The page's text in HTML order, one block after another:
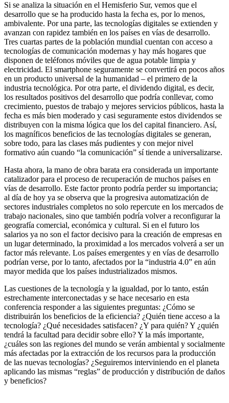
Si se analiza la situación en el Hemisferio Sur, vemos que el
desarrollo que se ha producido hasta la fecha es, por lo menos,
ambivalente. Por una parte, las tecnologías digitales se extienden y
avanzan con rapidez también en los países en vías de desarrollo.
Tres cuartas partes de la población mundial cuentan con acceso a
tecnologías de comunicación modernas y hay más hogares que
disponen de teléfonos móviles que de agua potable limpia y
electricidad. El smartphone seguramente se convertirá en pocos años
en un producto universal de la humanidad – el primero de la
industria tecnológica. Por otra parte, el dividendo digital, es decir,
los resultados positivos del desarrollo que podría conllevar, como
crecimiento, puestos de trabajo y mejores servicios públicos, hasta la
fecha es más bien moderado y casi seguramente estos dividendos se
distribuyen con la misma lógica que los del capital financiero. Así,
los magníficos beneficios de las tecnologías digitales se generan,
sobre todo, para las clases más pudientes y con mejor nivel
formativo aún cuando “la comunicación” sí tiende a universalizarse.
Hasta ahora, la mano de obra barata era considerada un importante
catalizador para el proceso de recuperación de muchos países en
vías de desarrollo. Este factor pronto podría perder su importancia;
al día de hoy ya se observa que la progresiva automatización de
sectores industriales completos no solo repercute en los mercados de
trabajo nacionales, sino que también podría volver a reconfigurar la
geografía comercial, económica y cultural. Si en el futuro los
salarios ya no son el factor decisivo para la creación de empresas en
un lugar determinado, la proximidad a los mercados volverá a ser un
factor más relevante. Los países emergentes y en vías de desarrollo
podrían verse, por lo tanto, afectados por la “industria 4.0” en aún
mayor medida que los países industrializados mismos.
Las cuestiones de la tecnología y la igualdad, por lo tanto, están
estrechamente interconectadas y se hace necesario en esta
conferencia responder a las siguientes preguntas: ¿Cómo se
distribuirán los beneficios de la eficiencia? ¿Quién tiene acceso a la
tecnología? ¿Qué necesidades satisfacen? ¿Y para quién? Y ¿quién
tendrá la facultad para decidir sobre ello? Y la más importante,
¿cuáles son las regiones del mundo se verán ambiental y socialmente
más afectadas por la extracción de los recursos para la producción
de las nuevas tecnologías? ¿Seguiremos interviniendo en el planeta
aplicando las mismas “reglas” de producción y distribución de daños
y beneficios?